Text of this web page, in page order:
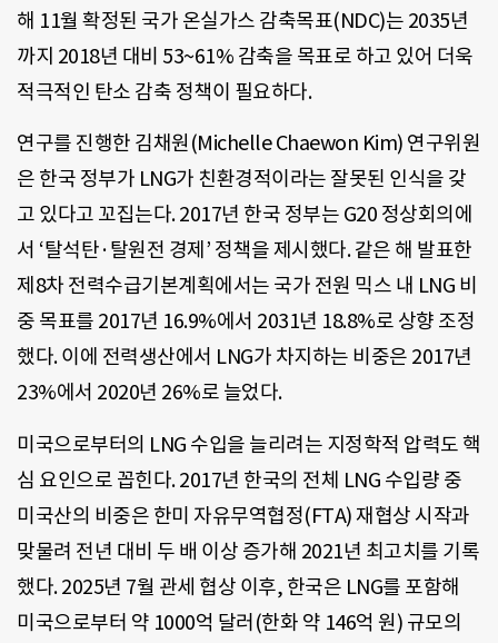
해 11월 확정된 국가 온실가스 감축목표(NDC)는 2035년
까지 2018년 대비 53~61% 감축을 목표로 하고 있어 더욱
적극적인 탄소 감축 정책이 필요하다.
연구를 진행한 김채원(Michelle Chaewon Kim) 연구위원
은 한국 정부가 LNG가 친환경적이라는 잘못된 인식을 갖
고 있다고 꼬집는다. 2017년 한국 정부는 G20 정상회의에
서 ‘탈석탄·탈원전 경제’ 정책을 제시했다. 같은 해 발표한
제8차 전력수급기본계획에서는 국가 전원 믹스 내 LNG 비
중 목표를 2017년 16.9%에서 2031년 18.8%로 상향 조정
했다. 이에 전력생산에서 LNG가 차지하는 비중은 2017년
23%에서 2020년 26%로 늘었다.
미국으로부터의 LNG 수입을 늘리려는 지정학적 압력도 핵
심 요인으로 꼽힌다. 2017년 한국의 전체 LNG 수입량 중
미국산의 비중은 한미 자유무역협정(FTA) 재협상 시작과
맞물려 전년 대비 두 배 이상 증가해 2021년 최고치를 기록
했다. 2025년 7월 관세 협상 이후, 한국은 LNG를 포함해
미국으로부터 약 1000억 달러(한화 약 146억 원) 규모의